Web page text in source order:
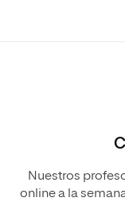
Nuestros
online a la